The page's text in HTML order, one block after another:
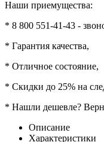
Наши приемущества:
* 8 800 551-41-43 -
* Гарантия качества,
* Отличное состояние,
* Скидки до 25% на
* Нашли дешевле?
Описание
Характеристики